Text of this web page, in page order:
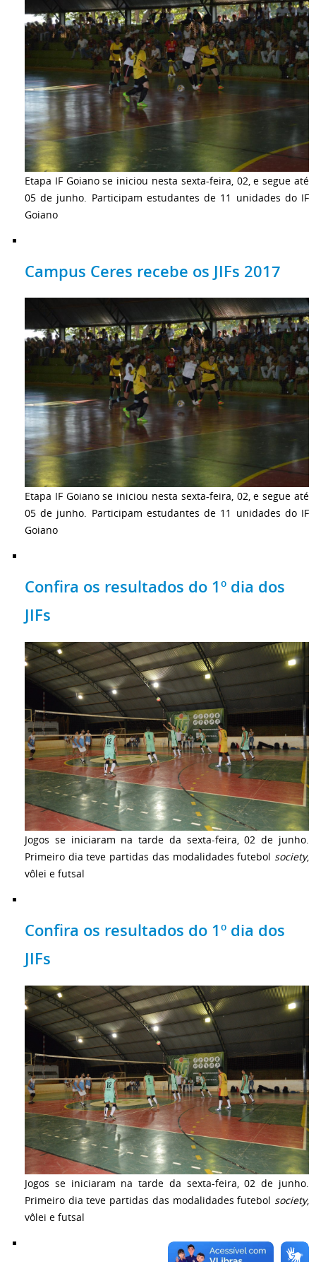
Etapa IF Goiano se iniciou nesta sexta-feira, 02, e segue até
05 de junho. Participam estudantes de 11 unidades do IF
Goiano
Campus Ceres recebe os JIFs 2017
Etapa IF Goiano se iniciou nesta sexta-feira, 02, e segue até
05 de junho. Participam estudantes de 11 unidades do IF
Goiano
Confira os resultados do 1º dia dos
JIFs
Jogos se iniciaram na tarde da sexta-feira, 02 de junho.
Primeiro dia teve partidas das modalidades futebol society,
vôlei e futsal
Confira os resultados do 1º dia dos
JIFs
Jogos se iniciaram na tarde da sexta-feira, 02 de junho.
Primeiro dia teve partidas das modalidades futebol society,
vôlei e futsal